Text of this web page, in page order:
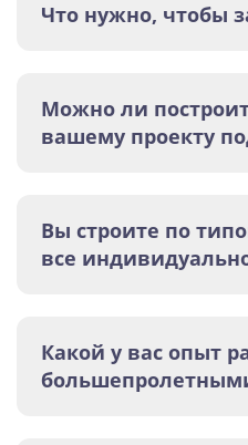
Что нужно, чтобы
Можно ли
вашему проекту
Вы строите по
все
Какой у вас опыт